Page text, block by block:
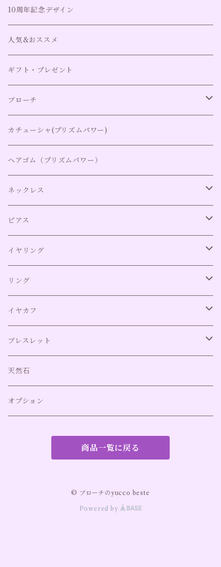
10周年記念デザイン
人気&おススメ
ギフト・プレゼント
ブローチ
ブローチ全て
ブローチ
ピンブローチ
2wayネックレストップ
2way取り外し可能チャーム
カチューシャ(プリズムパワー)
ヘアゴム（プリズムパワー）
ネックレス
ネックレス全て
ネックレス（アレルギー対応）
ピアス
ピアス全て（アレルギー対応）
イヤリング
イヤリング全て
ネジバネ式イヤリング
クリップ式イヤリング
ネジバネ式イヤリング（アレルギー対応）
リング
リング全て
リング（アレルギー対応）
イヤカフ
イヤカフ全て
イヤカフ（アレルギー対応）
ブレスレット
バングル
天然石
オプション
商品一覧に戻る
© ブローチのyucco beste
Powered by